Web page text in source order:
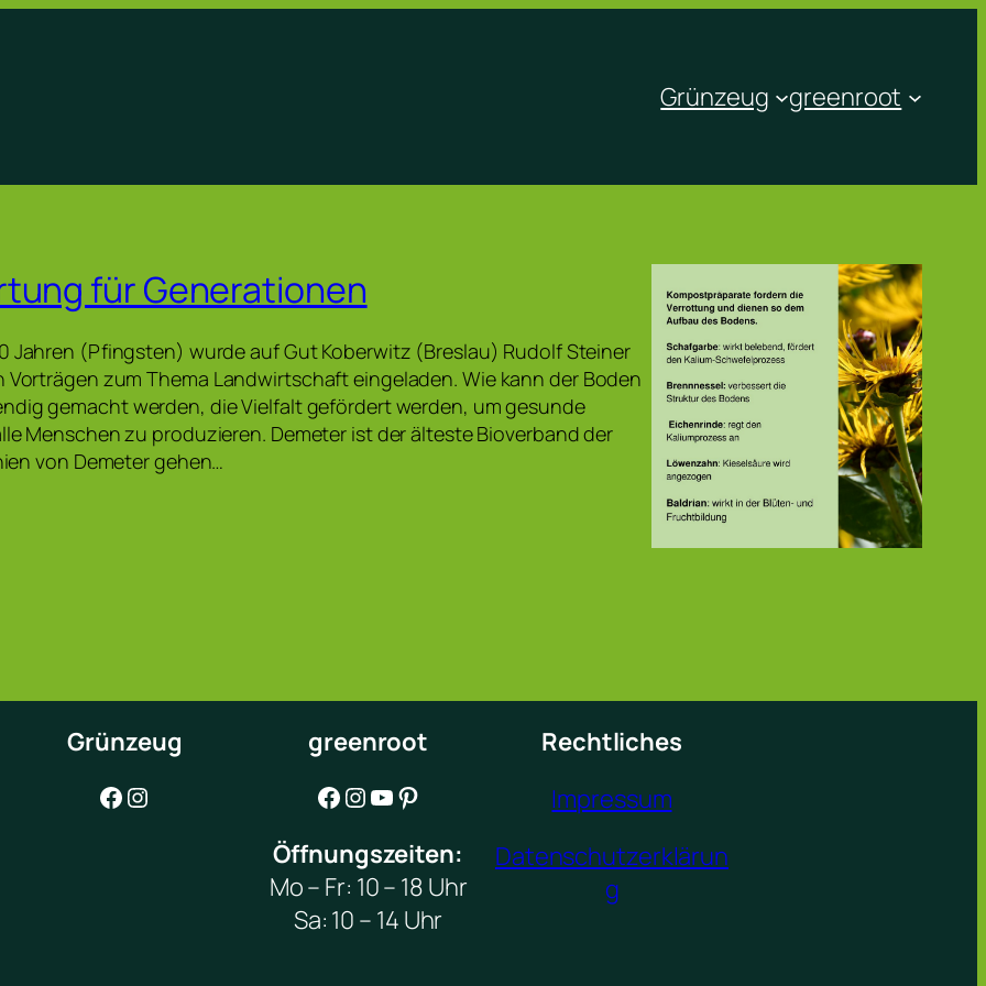
Grünzeug greenroot
für Generationen
Jahren (Pfingsten) wurde auf Gut Koberwitz (Breslau) Rudolf Steiner
Vorträgen zum Thema Landwirtschaft eingeladen. Wie kann der Boden
gemacht werden, die Vielfalt gefördert werden, um gesunde
Menschen zu produzieren. Demeter ist der älteste Bioverband der
von Demeter gehen…
Grünzeug
Facebook Instagram
greenroot
Facebook Instagram YouTube Pinterest
Öffnungszeiten:
Mo – Fr: 10 – 18 Uhr
Sa: 10 – 14 Uhr
Rechtliches
Impressum
Datenschutzerklärun
g